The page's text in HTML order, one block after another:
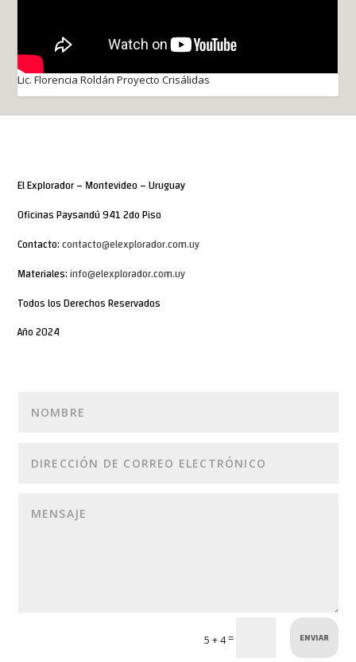
Lic. Florencia Roldán Proyecto Crisálidas
El Explorador – Montevideo – Uruguay
Oficinas Paysandú 941 2do Piso
Contacto:contacto@elexplorador.com.uy
Materiales:info@elexplorador.com.uy
Todos los Derechos Reservados
Año 2024
5 + 4= ENVIAR